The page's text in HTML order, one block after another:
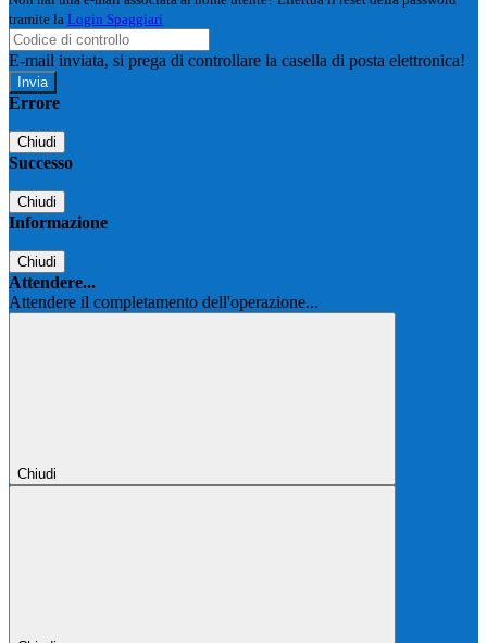
tramite la Login Spaggiari
E-mail inviata, si prega di controllare la casella di posta elettronica!
Errore
Chiudi
Successo
Chiudi
Informazione
Chiudi
Attendere...
Attendere il completamento dell'operazione...
Chiudi